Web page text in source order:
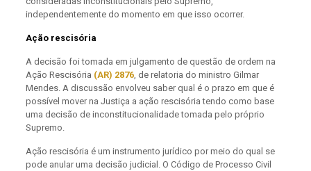
independentemente do momento em que isso ocorrer.
Ação rescisória
A decisão foi tomada em julgamento de questão de ordem na
Ação Rescisória (AR) 2876, de relatoria do ministro Gilmar
Mendes. A discussão envolveu saber qual é o prazo em que é
possível mover na Justiça a ação rescisória tendo como base
uma decisão de inconstitucionalidade tomada pelo próprio
Supremo.
Ação rescisória é um instrumento jurídico por meio do qual se
pode anular uma decisão judicial. O Código de Processo Civil